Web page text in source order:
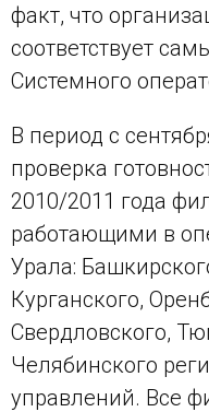
факт, что
соответствует
Системного
В период с
проверка
2010/2011 года
работающими в
Урала:
Курганского,
Свердловского,
Челябинского
управлений. Все